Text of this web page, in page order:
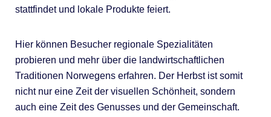
stattfindet und lokale Produkte feiert.
Hier können Besucher regionale Spezialitäten
probieren und mehr über die landwirtschaftlichen
Traditionen Norwegens erfahren. Der Herbst ist somit
nicht nur eine Zeit der visuellen Schönheit, sondern
auch eine Zeit des Genusses und der Gemeinschaft.